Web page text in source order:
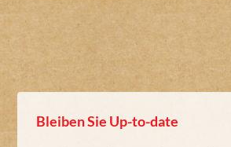
Bleiben Sie Up-to-date